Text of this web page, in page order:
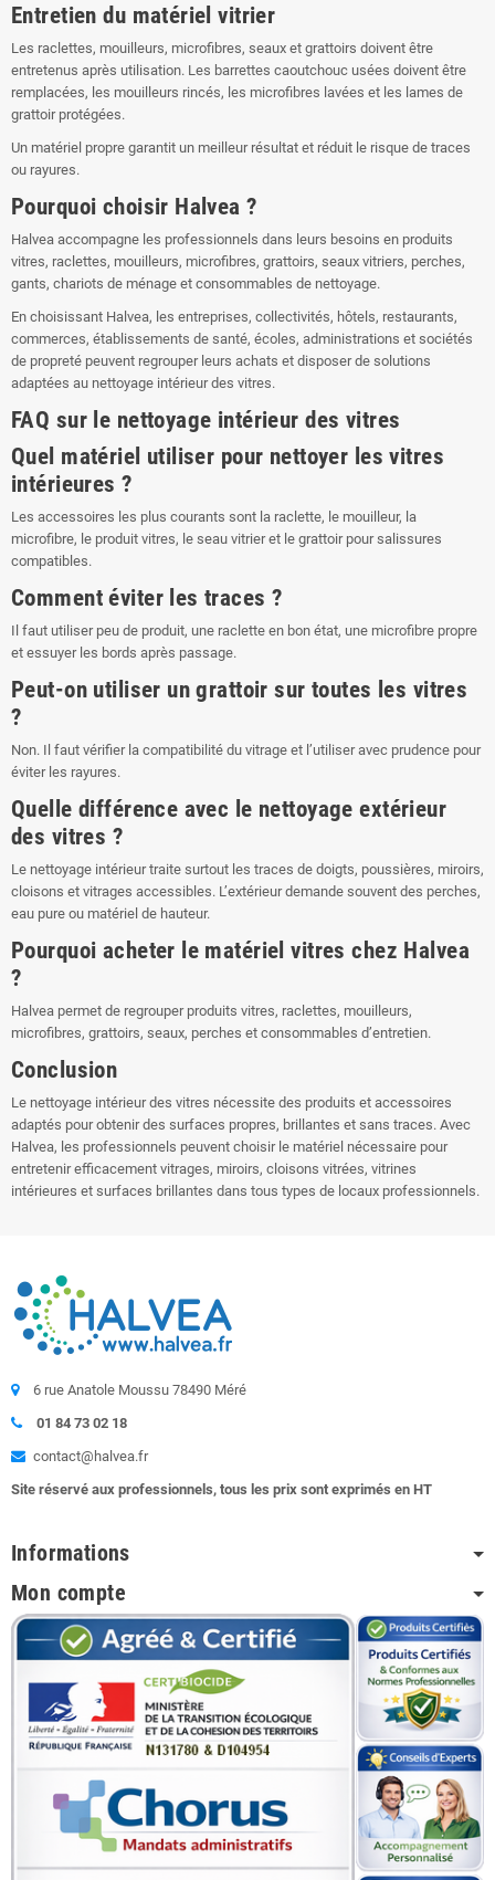
Entretien du matériel vitrier
Les raclettes, mouilleurs, microfibres, seaux et grattoirs doivent être
entretenus après utilisation. Les barrettes caoutchouc usées doivent être
remplacées, les mouilleurs rincés, les microfibres lavées et les lames de
grattoir protégées.
Un matériel propre garantit un meilleur résultat et réduit le risque de traces
ou rayures.
Pourquoi choisir Halvea ?
Halvea accompagne les professionnels dans leurs besoins en produits
vitres, raclettes, mouilleurs, microfibres, grattoirs, seaux vitriers, perches,
gants, chariots de ménage et consommables de nettoyage.
En choisissant Halvea, les entreprises, collectivités, hôtels, restaurants,
commerces, établissements de santé, écoles, administrations et sociétés
de propreté peuvent regrouper leurs achats et disposer de solutions
adaptées au nettoyage intérieur des vitres.
FAQ sur le nettoyage intérieur des vitres
Quel matériel utiliser pour nettoyer les vitres
intérieures ?
Les accessoires les plus courants sont la raclette, le mouilleur, la
microfibre, le produit vitres, le seau vitrier et le grattoir pour salissures
compatibles.
Comment éviter les traces ?
Il faut utiliser peu de produit, une raclette en bon état, une microfibre propre
et essuyer les bords après passage.
Peut-on utiliser un grattoir sur toutes les vitres
?
Non. Il faut vérifier la compatibilité du vitrage et l’utiliser avec prudence pour
éviter les rayures.
Quelle différence avec le nettoyage extérieur
des vitres ?
Le nettoyage intérieur traite surtout les traces de doigts, poussières, miroirs,
cloisons et vitrages accessibles. L’extérieur demande souvent des perches,
eau pure ou matériel de hauteur.
Pourquoi acheter le matériel vitres chez Halvea
?
Halvea permet de regrouper produits vitres, raclettes, mouilleurs,
microfibres, grattoirs, seaux, perches et consommables d’entretien.
Conclusion
Le nettoyage intérieur des vitres nécessite des produits et accessoires
adaptés pour obtenir des surfaces propres, brillantes et sans traces. Avec
Halvea, les professionnels peuvent choisir le matériel nécessaire pour
entretenir efficacement vitrages, miroirs, cloisons vitrées, vitrines
intérieures et surfaces brillantes dans tous types de locaux professionnels.
6 rue Anatole Moussu 78490 Méré
01 84 73 02 18
contact@halvea.fr
Site réservé aux professionnels, tous les prix sont exprimés en HT
Informations
Mon compte